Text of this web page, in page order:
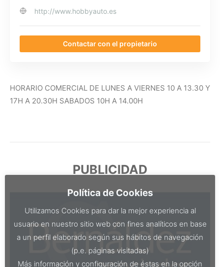
http://www.hobbyauto.es
Contactar con el propietario
HORARIO COMERCIAL DE LUNES A VIERNES 10 A 13.30 Y
17H A 20.30H SABADOS 10H A 14.00H
PUBLICIDAD
Política de Cookies
Utilizamos Cookies para dar la mejor experiencia al
usuario en nuestro sitio web con fines analíticos en base
a un perfil elaborado según sus hábitos de navegación
(p.e. páginas visitadas)
Más información y configuración de éstas en la opción